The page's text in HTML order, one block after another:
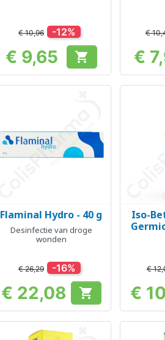
€ 10,96 -12%
Prijs
€ 9,65 
€
€
 Snel bekijken
Flaminal Hydro - 40 g
Desinfectie van droge
wonden
€ 26,29 -16%
Prijs
€ 22,08 

Iso-
€
€